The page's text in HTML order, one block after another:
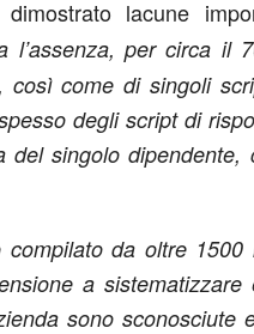
dimostrato lacune
l’assenza, per circa il
così come di singoli
degli script di
del singolo
compilato da oltre
a
sono